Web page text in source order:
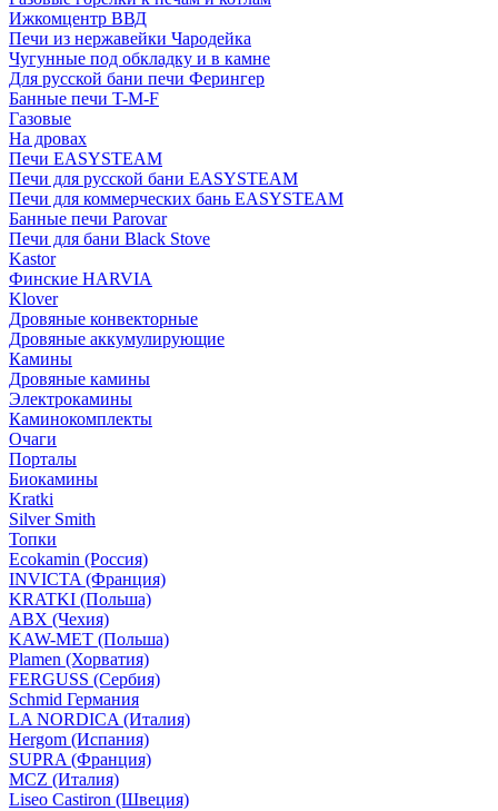
Ижкомцентр ВВД
Печи из нержавейки Чародейка
Чугунные под обкладку и в камне
Для русской бани печи Ферингер
Банные печи T-M-F
Газовые
На дровах
Печи EASYSTEAM
Печи для русской бани EASYSTEAM
Печи для коммерческих бань EASYSTEAM
Банные печи Parovar
Печи для бани Black Stove
Kastor
Финские HARVIA
Klover
Дровяные конвекторные
Дровяные аккумулирующие
Камины
Дровяные камины
Электрокамины
Каминокомплекты
Очаги
Порталы
Биокамины
Kratki
Silver Smith
Топки
Ecokamin (Россия)
INVICTA (Франция)
KRATKI (Польша)
ABX (Чехия)
KAW-MET (Польша)
Plamen (Хорватия)
FERGUSS (Сербия)
Schmid Германия
LA NORDICA (Италия)
Hergom (Испания)
SUPRA (Франция)
MCZ (Италия)
Liseo Castiron (Швеция)